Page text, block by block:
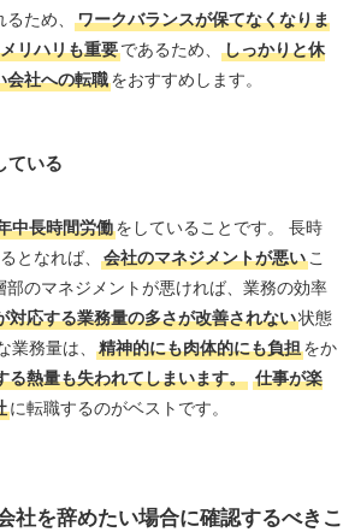
ため、
ワークバランスが保てなくなりま
メリハリも重要であるため、
しっかりと休
会社への転職をおすすめします。
ている
中長時間労働をしていることです。 長時
となれば、
会社のマネジメントが悪いこ
部のマネジメントが悪ければ、業務の効率
対応する業務量の多さが改善されない状態
業務量は、
精神的にも肉体的にも負担をか
る熱量も失われてしまいます。 仕事が楽
に転職するのがベストです。
社を辞めたい場合に確認するべきこ